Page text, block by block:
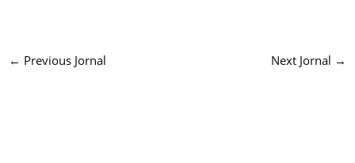
← Previous Jornal Next Jornal →